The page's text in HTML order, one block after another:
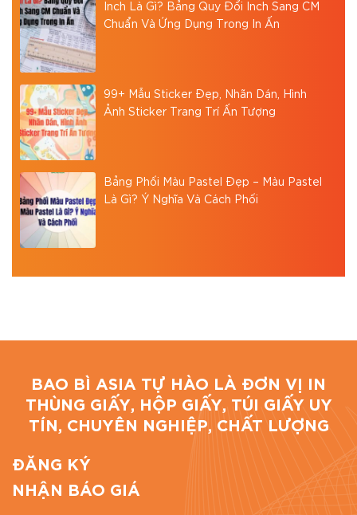
Inch Là Gì? Bảng Quy Đổi Inch Sang CM
Chuẩn Và Ứng Dụng Trong In Ấn
99+ Mẫu Sticker Đẹp, Nhãn Dán, Hình
Ảnh Sticker Trang Trí Ấn Tượng
Bảng Phối Màu Pastel Đẹp – Màu Pastel
Là Gì? Ý Nghĩa Và Cách Phối
BAO BÌ ASIA TỰ HÀO LÀ ĐƠN VỊ IN
THÙNG GIẤY, HỘP GIẤY, TÚI GIẤY UY
TÍN, CHUYÊN NGHIỆP, CHẤT LƯỢNG
ĐĂNG KÝ
NHẬN BÁO GIÁ